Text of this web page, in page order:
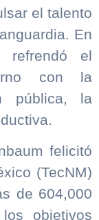
el talento
En
refrendó el
con la
pública, la
felicitó
(TecNM)
de 604,000
objetivos